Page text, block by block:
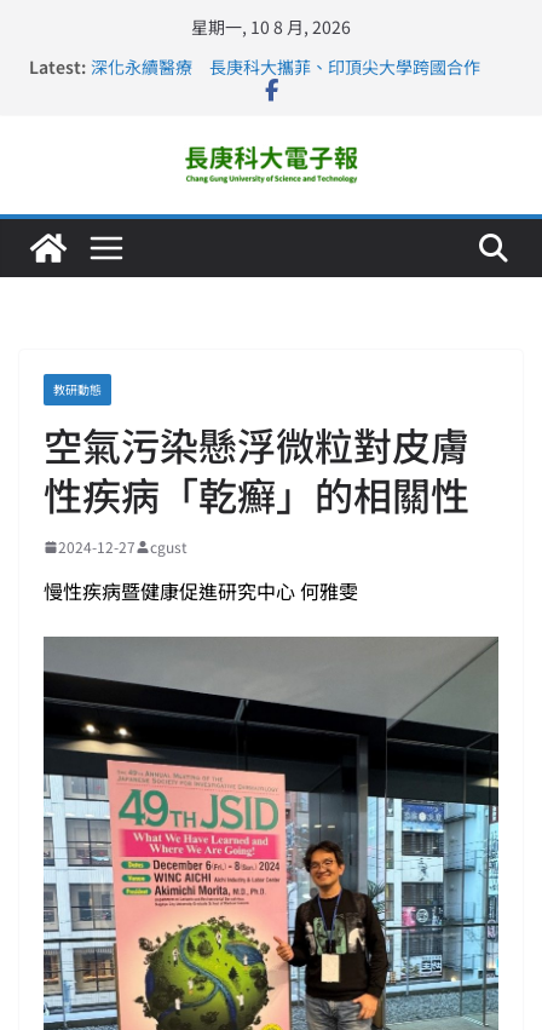
星期一, 10 8 月, 2026
Latest: 深化永續醫療 長庚科大攜菲、印頂尖大學跨國合作
長庚科大訪凱瑟醫療集團、美容學校收穫豐
仁德醫專與長庚科大締結策略聯盟 培育護理尖兵
長庚科大連四年穩居《遠見》醫學大學第5名 辦學實力再
教研動態
空氣污染懸浮微粒對皮膚
性疾病「乾癬」的相關性
2024-12-27 cgust
慢性疾病暨健康促進研究中心 何雅雯